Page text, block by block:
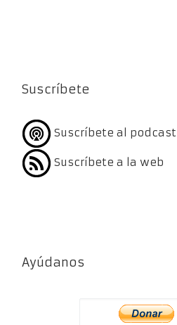
Suscríbete
Suscríbete al podcast
Suscríbete a la web
Ayúdanos